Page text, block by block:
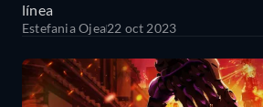
línea
Estefania Ojea22 oct 2023